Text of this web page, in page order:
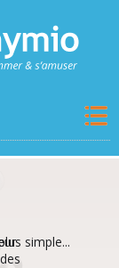
simple...